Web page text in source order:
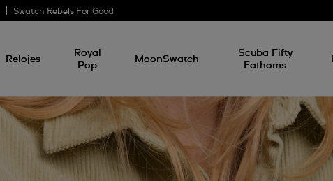
Swatch Rebels For Good
Relojes
Royal
Pop
MoonSwatch
Scuba Fifty
Fathoms